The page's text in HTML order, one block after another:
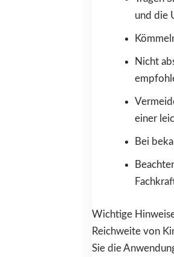
und die
Nicht
einer
Bei
Wichtige
Reichweite von
Sie die